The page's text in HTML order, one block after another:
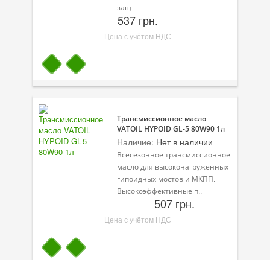
защ..
537 грн.
Цена с учётом НДС
Трансмиссионное масло
VATOIL HYPOID GL-5 80W90 1л
Наличие: Нет в наличии
Всесезонное трансмиссионное
масло для высоконагруженных
гипоидных мостов и МКПП.
Высокоэффективные п..
507 грн.
Цена с учётом НДС